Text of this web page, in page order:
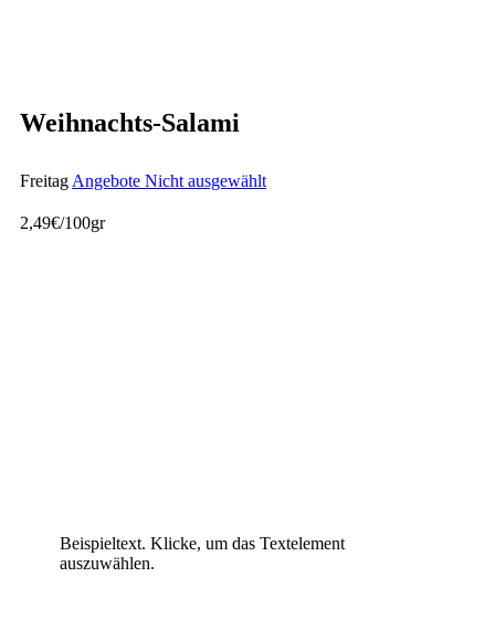
Weihnachts-Salami
Freitag Angebote Nicht ausgewählt
2,49€/100gr
Beispieltext. Klicke, um das Textelement
auszuwählen.